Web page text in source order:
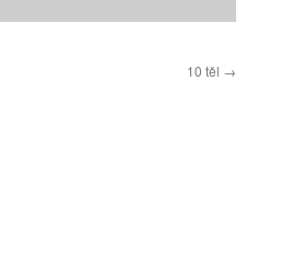
10 těl →